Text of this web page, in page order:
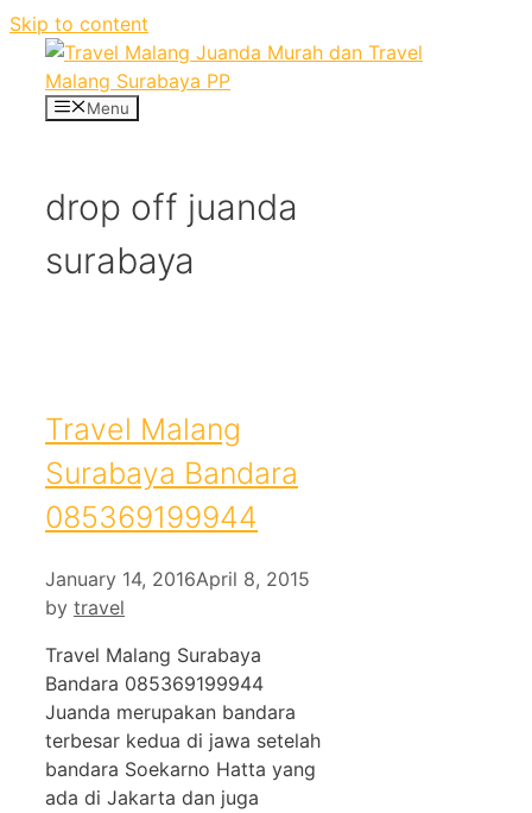
Skip to content
Menu
drop off juanda
surabaya
Travel Malang
Surabaya Bandara
085369199944
January 14, 2016April 8, 2015
by travel
Travel Malang Surabaya
Bandara 085369199944
Juanda merupakan bandara
terbesar kedua di jawa setelah
bandara Soekarno Hatta yang
ada di Jakarta dan juga